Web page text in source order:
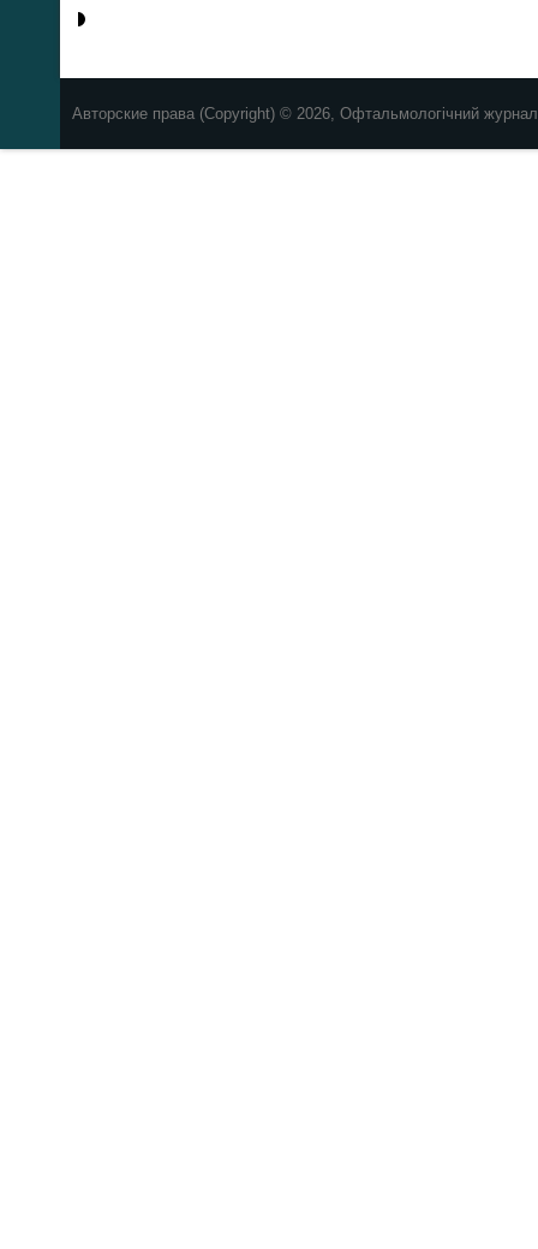
Авторские права (Copyright) © 2026, Офтальмологічний